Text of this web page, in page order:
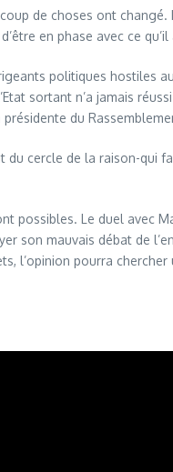
de choses ont
en phase avec ce
politiques hostiles
sortant n’a jamais
du
du cercle de la raison-qui
possibles. Le duel avec
son mauvais débat de
l’opinion pourra